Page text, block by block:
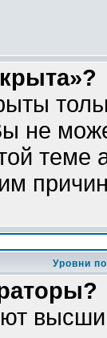
не
теме
Уровни